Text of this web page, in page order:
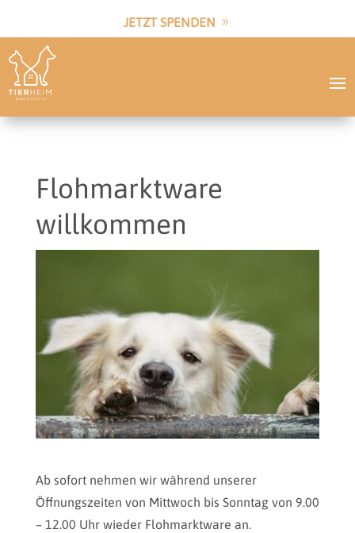
JETZT SPENDEN
Flohmarktware
willkommen
Ab sofort nehmen wir während unserer
Öffnungszeiten von Mittwoch bis Sonntag von 9.00
– 12.00 Uhr wieder Flohmarktware an.